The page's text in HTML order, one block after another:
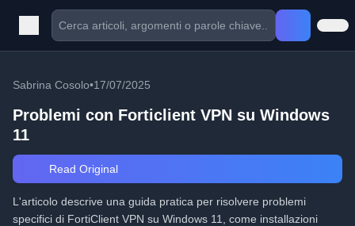
Sabrina Cosolo•17/07/2025
Problemi con Forticlient VPN su Windows
11
Read Original
L'articolo descrive una guida pratica per risolvere problemi
specifici di FortiClient VPN su Windows 11, come installazioni